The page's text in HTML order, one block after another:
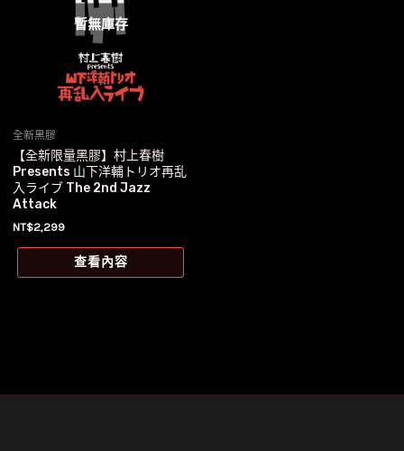
暫無庫存
全新黑膠
【全新限量黑膠】村上春樹
Presents 山下洋輔トリオ再乱
入ライブ The 2nd Jazz
Attack
NT$2,299
查看內容